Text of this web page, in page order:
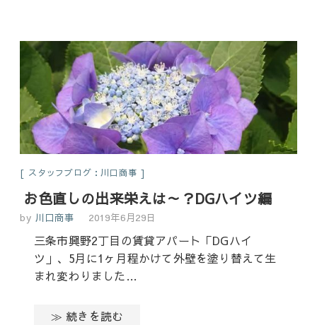
スタッフブログ：川口商事
お色直しの出来栄えは～？DGハイツ編
by 川口商事 2019年6月29日
三条市興野2丁目の賃貸アパート「DGハイ
ツ」、5月に1ヶ月程かけて外壁を塗り替えて生
まれ変わりました…
≫ 続きを読む